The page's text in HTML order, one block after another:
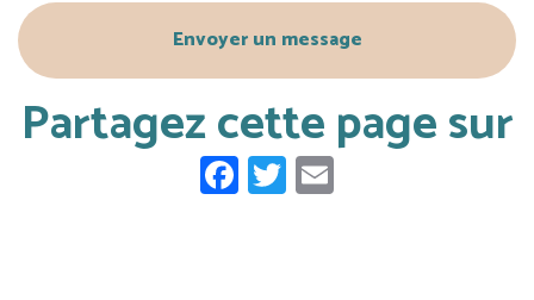
Envoyer un message
Partagez cette page sur
Facebook
Twitter